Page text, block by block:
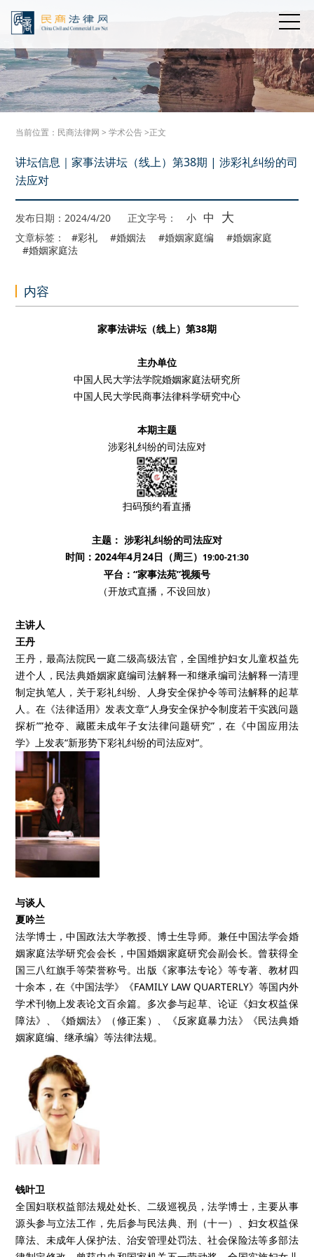
当前位置： 民商法律网 >学术公告>正文
讲坛信息｜家事法讲坛（线上）第38期 | 涉彩礼纠纷的司
法应对
发布日期：2024/4/20 正文字号： 小 中 大
文章标签： #彩礼 #婚姻法 #婚姻家庭编
#婚姻家庭
#婚姻家庭法
内容
家事法讲坛（线上）第38期
主办单位
中国人民大学法学院婚姻家庭法研究所
中国人民大学民商事法律科学研究中心
本期主题
涉彩礼纠纷的司法应对
扫码预约看直播
主题： 涉彩礼纠纷的司法应对
时间：2024年4月24日（周三） 19:00-21:30
平台：“家事法苑”视频号
（开放式直播，不设回放）
主讲人
王丹
王丹，最高法院民一庭二级高级法官，全国维护妇女儿童权益先
进个人，民法典婚姻家庭编司法解释一和继承编司法解释一清理
制定执笔人，关于彩礼纠纷、人身安全保护令等司法解释的起草
人。在《法律适用》发表文章“人身安全保护令制度若干实践问题
探析””抢夺、藏匿未成年子女法律问题研究”，在《中国应用法
学》上发表“新形势下彩礼纠纷的司法应对”。
与谈人
夏吟兰
法学博士，中国政法大学教授、博士生导师。兼任中国法学会婚
姻家庭法学研究会会长，中国婚姻家庭研究会副会长。曾获得全
国三八红旗手等荣誉称号。出版《家事法专论》等专著、教材四
十余本，在《中国法学》《FAMILY LAW QUARTERLY》等国内外
学术刊物上发表论文百余篇。多次参与起草、论证《妇女权益保
障法》、《婚姻法》（修正案）、《反家庭暴力法》《民法典婚
姻家庭编、继承编》等法律法规。
钱叶卫
全国妇联权益部法规处处长、二级巡视员，法学博士，主要从事
源头参与立法工作，先后参与民法典、刑（十一）、妇女权益保
障法、未成年人保护法、治安管理处罚法、社会保险法等多部法